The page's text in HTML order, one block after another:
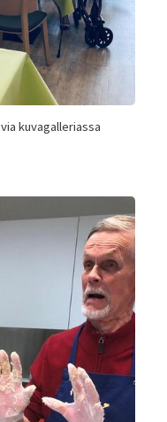
kuvagalleriassa